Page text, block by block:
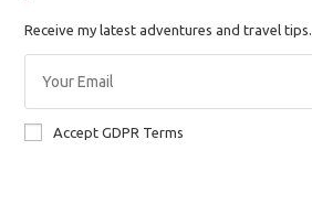
Receive my latest adventures and travel tips.
Accept GDPR Terms